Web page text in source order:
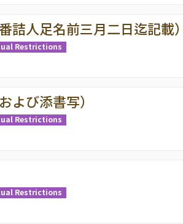
詰人足名前三月二日迄記載
Restrictions
び添書写）
Restrictions
Restrictions